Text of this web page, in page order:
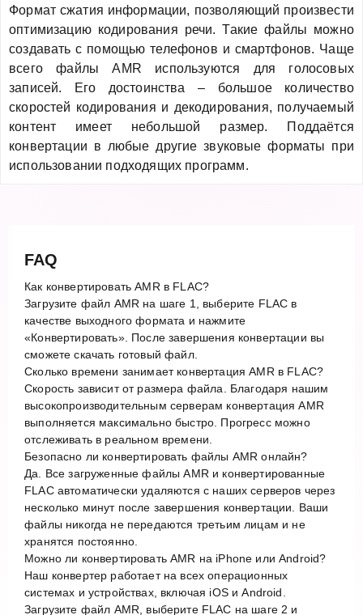
Формат сжатия информации, позволяющий произвести
оптимизацию кодирования речи. Такие файлы можно
создавать с помощью телефонов и смартфонов. Чаще
всего файлы AMR используются для голосовых
записей. Его достоинства – большое количество
скоростей кодирования и декодирования, получаемый
контент имеет небольшой размер. Поддаётся
конвертации в любые другие звуковые форматы при
использовании подходящих программ.
FAQ
Как конвертировать AMR в FLAC?
Загрузите файл AMR на шаге 1, выберите FLAC в
качестве выходного формата и нажмите
«Конвертировать». После завершения конвертации вы
сможете скачать готовый файл.
Сколько времени занимает конвертация AMR в FLAC?
Скорость зависит от размера файла. Благодаря нашим
высокопроизводительным серверам конвертация AMR
выполняется максимально быстро. Прогресс можно
отслеживать в реальном времени.
Безопасно ли конвертировать файлы AMR онлайн?
Да. Все загруженные файлы AMR и конвертированные
FLAC автоматически удаляются с наших серверов через
несколько минут после завершения конвертации. Ваши
файлы никогда не передаются третьим лицам и не
хранятся постоянно.
Можно ли конвертировать AMR на iPhone или Android?
Наш конвертер работает на всех операционных
системах и устройствах, включая iOS и Android.
Загрузите файл AMR, выберите FLAC на шаге 2 и